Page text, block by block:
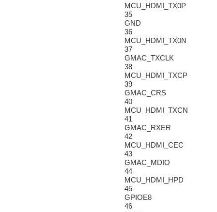
MCU_HDMI_TX0P
35
GND
36
MCU_HDMI_TX0N
37
GMAC_TXCLK
38
MCU_HDMI_TXCP
39
GMAC_CRS
40
MCU_HDMI_TXCN
41
GMAC_RXER
42
MCU_HDMI_CEC
43
GMAC_MDIO
44
MCU_HDMI_HPD
45
GPIOE8
46